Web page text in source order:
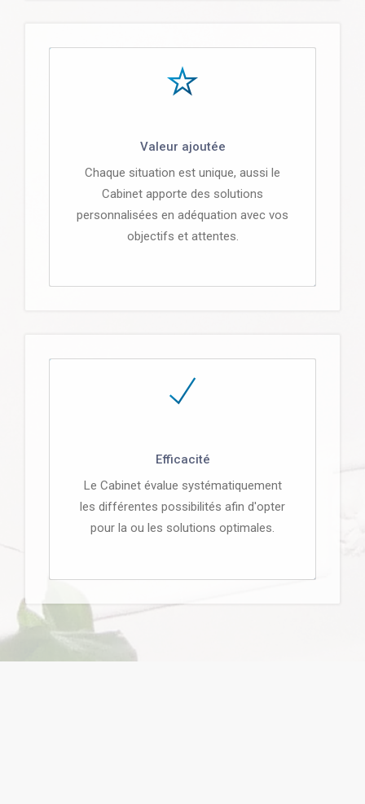
Valeur ajoutée
Chaque situation est unique, aussi le
Cabinet apporte des solutions
personnalisées en adéquation avec vos
objectifs et attentes.
Efficacité
Le Cabinet évalue systématiquement
les différentes possibilités afin d'opter
pour la ou les solutions optimales.